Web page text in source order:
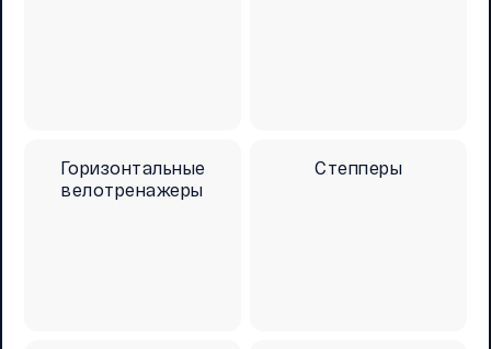
Горизонтальные
велотренажеры
Степперы